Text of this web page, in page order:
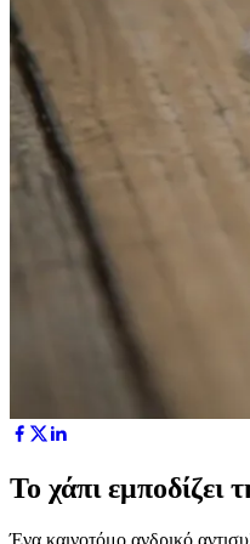
Το χάπι
Ένα καινοτόμο ανδρικό